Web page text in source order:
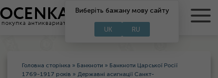
RU
Виберіть бажану мову сайту
UK RU
Головна сторінка » Банкноти » Банкноти Царської Росії
1769-1917 років » Державні асигнації Санкт-